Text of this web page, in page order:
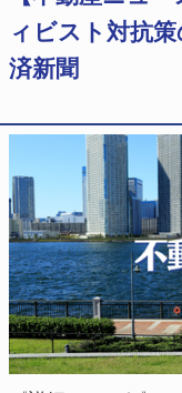
ィビスト対抗
済新聞